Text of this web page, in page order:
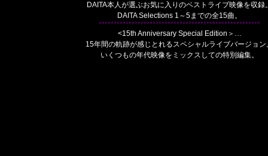
DAITA本人が選ぶお気に入りのベストライブ映像を収録
DAITA Selections 1～5までの全15曲。
******************************************************
<15th Anniversary Special Edition＞…
15年間の軌跡が感じとれるスペシャルライブバージョン
いくつもの年代映像をミックスしての特別編集。